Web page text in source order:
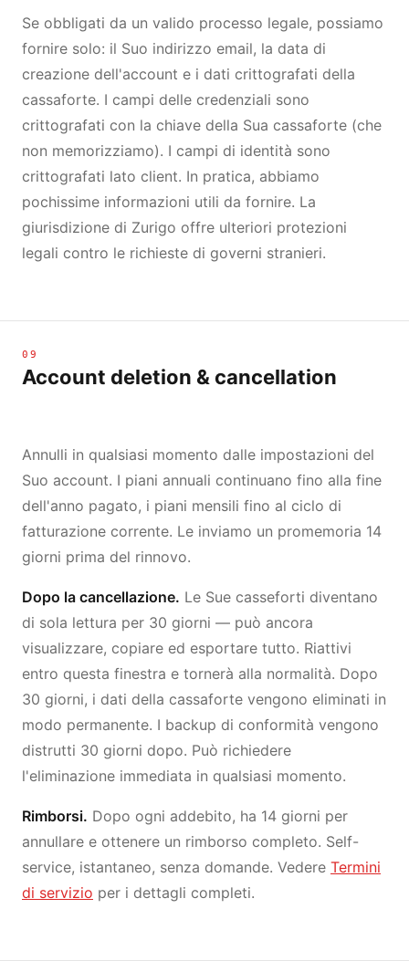
Se obbligati da un valido processo legale, possiamo
fornire solo: il Suo indirizzo email, la data di
creazione dell'account e i dati crittografati della
cassaforte. I campi delle credenziali sono
crittografati con la chiave della Sua cassaforte (che
non memorizziamo). I campi di identità sono
crittografati lato client. In pratica, abbiamo
pochissime informazioni utili da fornire. La
giurisdizione di Zurigo offre ulteriori protezioni
legali contro le richieste di governi stranieri.
09
Account deletion & cancellation
Annulli in qualsiasi momento dalle impostazioni del
Suo account. I piani annuali continuano fino alla fine
dell'anno pagato, i piani mensili fino al ciclo di
fatturazione corrente. Le inviamo un promemoria 14
giorni prima del rinnovo.
Dopo la cancellazione. Le Sue casseforti diventano
di sola lettura per 30 giorni — può ancora
visualizzare, copiare ed esportare tutto. Riattivi
entro questa finestra e tornerà alla normalità. Dopo
30 giorni, i dati della cassaforte vengono eliminati in
modo permanente. I backup di conformità vengono
distrutti 30 giorni dopo. Può richiedere
l'eliminazione immediata in qualsiasi momento.
Rimborsi. Dopo ogni addebito, ha 14 giorni per
annullare e ottenere un rimborso completo. Self-
service, istantaneo, senza domande. Vedere Termini
di servizio per i dettagli completi.